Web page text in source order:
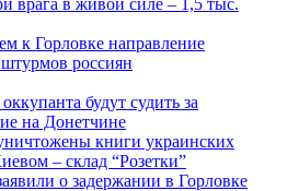
к Горловке направление
россиян
будут судить за
на Донетчине
книги украинских
– склад “Розетки”
о задержании в Горловке